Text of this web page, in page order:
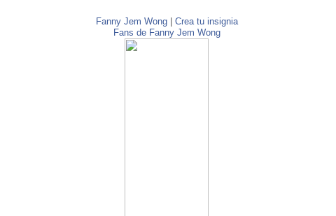
Fanny Jem Wong| Crea tu insignia
Fans de Fanny Jem Wong